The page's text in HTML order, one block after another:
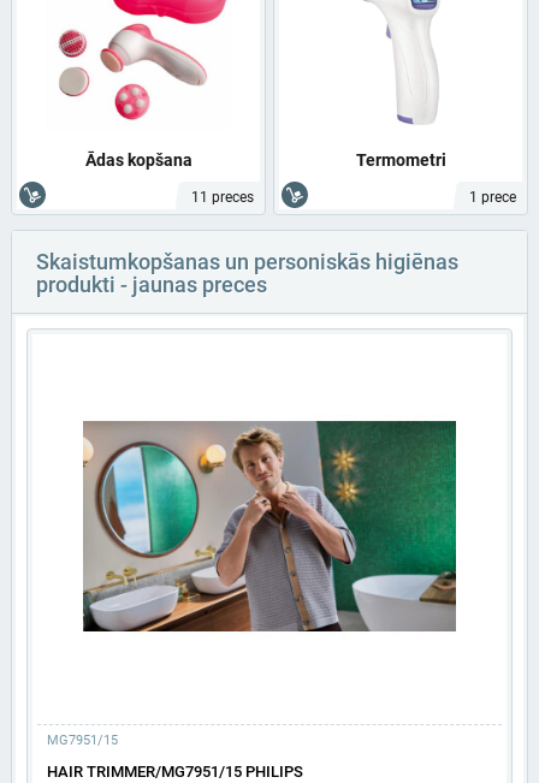
Ādas kopšana
11 preces
Termometri
1 prece
Skaistumkopšanas un personiskās higiēnas
produkti - jaunas preces
MG7951/15
HAIR TRIMMER/MG7951/15 PHILIPS